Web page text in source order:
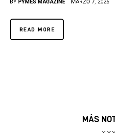
BY PYMES MAGAZINE MARZO 7, 2025
READ MORE
MÁS